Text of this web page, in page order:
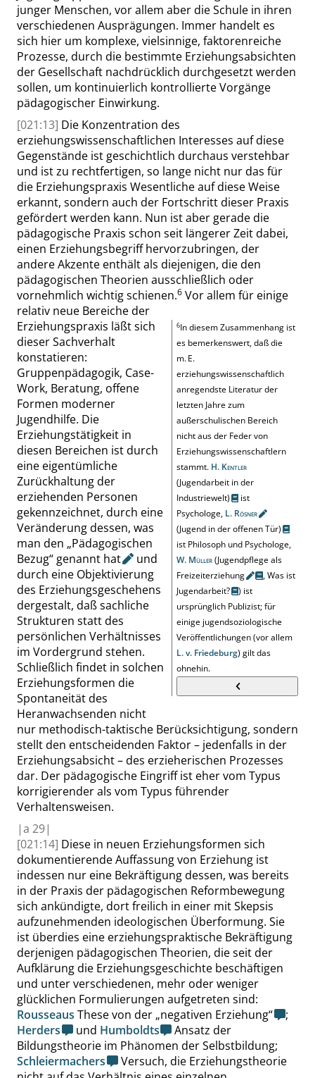
junger Menschen, vor allem aber die Schule in ihren
verschiedenen Ausprägungen. Immer handelt es
sich hier um komplexe, vielsinnige, faktorenreiche
Prozesse, durch die bestimmte Erziehungsabsichten
der Gesellschaft nachdrücklich durchgesetzt werden
sollen, um kontinuierlich kontrollierte Vorgänge
pädagogischer Einwirkung.
[021:13] Die Konzentration des
erziehungswissenschaftlichen Interesses auf diese
Gegenstände ist geschichtlich durchaus verstehbar
und ist zu rechtfertigen, so lange nicht nur das für
die Erziehungspraxis Wesentliche auf diese Weise
erkannt, sondern auch der Fortschritt dieser Praxis
gefördert werden kann. Nun ist aber gerade die
pädagogische Praxis schon seit längerer Zeit dabei,
einen Erziehungsbegriff hervorzubringen, der
andere Akzente enthält als diejenigen, die den
pädagogischen Theorien ausschließlich oder
vornehmlich wichtig schienen.6
6In diesem Zusammenhang ist
es bemerkenswert, daß die
m. E.
erziehungswissenschaftlich
anregendste Literatur der
letzten Jahre zum
außerschulischen Bereich
nicht aus der Feder von
Erziehungswissenschaftlern
stammt. H. Kentler
(Jugendarbeit in der
Industriewelt)
ist
Psychologe, L. Rösner
(Jugend in der offenen Tür)
ist Philosoph und Psychologe,
W. Müller(Jugendpflege als
Freizeiterziehung
,Was ist
Jugendarbeit?
) ist
ursprünglich Publizist; für
einige jugendsoziologische
Veröffentlichungen (vor allem
L. v. Friedeburg) gilt das
ohnehin.
Vor allem für einige
relativ neue Bereiche der
Erziehungspraxis läßt sich
dieser Sachverhalt
konstatieren:
Gruppenpädagogik, Case-
Work, Beratung, offene
Formen moderner
Jugendhilfe. Die
Erziehungstätigkeit in
diesen Bereichen ist durch
eine eigentümliche
Zurückhaltung der
erziehenden Personen
gekennzeichnet, durch eine
Veränderung dessen, was
man den „Pädagogischen
Bezug“ genannt hat
und
durch eine Objektivierung
des Erziehungsgeschehens
dergestalt, daß sachliche
Strukturen statt des
persönlichen Verhältnisses
im Vordergrund stehen.
Schließlich findet in solchen
Erziehungsformen die
Spontaneität des
Heranwachsenden nicht
nur methodisch-taktische Berücksichtigung, sondern
stellt den entscheidenden Faktor – jedenfalls in der
Erziehungsabsicht – des erzieherischen Prozesses
dar. Der pädagogische Eingriff ist eher vom Typus
korrigierender als vom Typus führender
Verhaltensweisen.
|a 29|
[021:14] Diese in neuen Erziehungsformen sich
dokumentierende Auffassung von Erziehung ist
indessen nur eine Bekräftigung dessen, was bereits
in der Praxis der pädagogischen Reformbewegung
sich ankündigte, dort freilich in einer mit Skepsis
aufzunehmenden ideologischen Überformung. Sie
ist überdies eine erziehungspraktische Bekräftigung
derjenigen pädagogischen Theorien, die seit der
Aufklärung die Erziehungsgeschichte beschäftigen
und unter verschiedenen, mehr oder weniger
glücklichen Formulierungen aufgetreten sind:
Rousseaus These von der „negativen Erziehung“
;
Herders
und Humboldts
Ansatz der
Bildungstheorie im Phänomen der Selbstbildung;
Schleiermachers
Versuch, die Erziehungstheorie